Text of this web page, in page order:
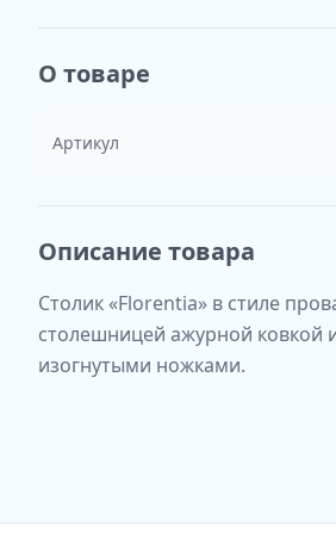
О товаре
Артикул
Описание товара
Столик «Florentia» в стиле
столешницей ажурной
изогнутыми ножками.